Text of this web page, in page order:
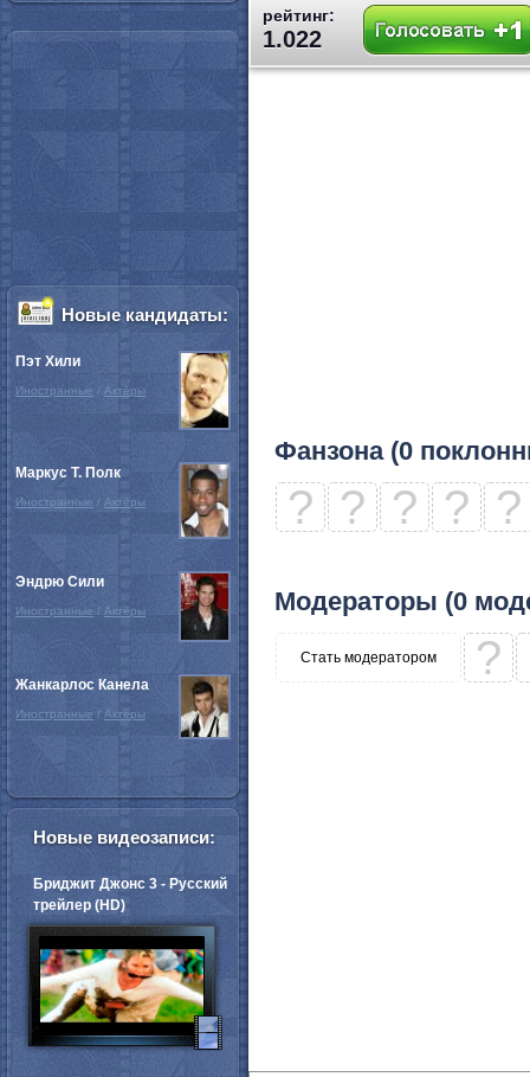
рейтинг:
1.022
Фанзона (0
? ? ? ? ?
Модераторы (0
Стать модератором ?
Новые кандидаты:
Пэт Хили
Иностранные / Актёры
Маркус Т. Полк
Иностранные / Актёры
Эндрю Сили
Иностранные / Актёры
Жанкарлос Канела
Иностранные / Актёры
Новые видеозаписи:
Бриджит Джонс 3 - Русский
трейлер (HD)